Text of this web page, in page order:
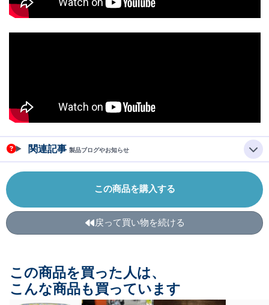
関連記事 製品ブログやお知らせ
この商品を購入する
戻って買い物を続ける
この商品を買った人は、
こんな商品も買っています